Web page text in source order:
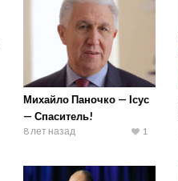
Михайло Паночко — Ісус
— Спаситель!
8 лет назад 1